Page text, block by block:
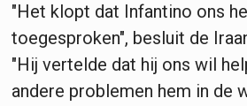
"Het klopt dat Infantino ons
toegesproken", besluit de
"Hij vertelde dat hij ons wil
andere problemen hem in de